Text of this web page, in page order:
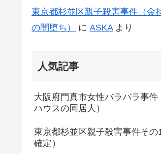
東京都杉並区親子殺害事件（金
の闇堕ち）
に ASKAより
人気記事
大阪府門真市女性バラバラ事件
ハウスの同居人）
東京都杉並区親子殺害事件その
確定）